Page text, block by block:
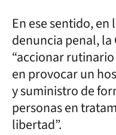
En ese sentido,
denuncia penal, la
“accionar
en provocar un
y suministro de
personas en
libertad”.